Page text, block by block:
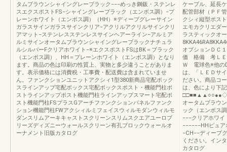
タムブラウンシャイングレーブラック−−−めっき鋼鈑・ステンレ
スエクスポストFS−シャイングレーブラック（エンボス調）−プ
レーンホワイト（エンボス調）（HH）※ディープグレーサイン
ガラスサインガラスサインクリア−アクリルアクリルサインクリ
アマット−ステンレスステンレスサインヘアーライン−アルミア
ルミサインオータムブラウンシャイングレーブラックナチュラ
ルシルバーFクリアホワイト−※エクスポストFSはBK＝ブラック
（エンボス調）、HH＝プレーンホワイト（エンボス調）となり
ます。商品の色は印刷の性質上、実物と多少違うことがありま
す。表示価格には消費税・工事費・配送費は含まれていませ
ん。ファンクションユニットアクシィ1型380新商品宅配ボック
スラインアップ宅配ボックス宅配ボックスポスト・機能門柱ポ
ストラインアップポスト機能門柱ラインアップスマート宅配ポ
スト機能門柱FSプラスGアーチファンクションパネルファンク
ション機能門柱FWアクシィルミフェイスウィルモダンウィルモ
ダンスリムアーキキャストスクリーンスリムスクエアユーロブ
リーズディズニーウォールスクリーン有孔ブロックウォールオ
ーナメント旧版カタログ
ケーブル、延長
配管部材（ＰＦ
クシィ縦型ポス
エモカクリエダ
ラスティックオ
オプションＤＣ
価 格備 考ＬＥ
Ｗ 電球色※他の
は、「ＬＥＤサ
ださい。商品
は、色により下
オータムブラウ
ック（エンボス
−−−クリアホワ
−−−−−−HHピュ
−CH−−ディープ
ください。イン
カタログ